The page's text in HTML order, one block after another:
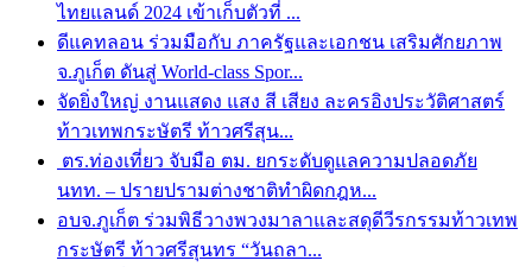
ไทยแลนด์ 2024 เข้าเก็บตัวที่ ...
ดีแคทลอน ร่วมมือกับ ภาครัฐและเอกชน เสริมศักยภาพ
จ.ภูเก็ต ดันสู่ World-class Spor...
จัดยิ่งใหญ่ งานแสดง แสง สี เสียง ละครอิงประวัติศาสตร์
ท้าวเทพกระษัตรี ท้าวศรีสุน...
ตร.ท่องเที่ยว จับมือ ตม. ยกระดับดูแลความปลอดภัย
นทท. – ปรายปรามต่างชาติทำผิดกฎห...
อบจ.ภูเก็ต ร่วมพิธีวางพวงมาลาและสดุดีวีรกรรมท้าวเทพ
กระษัตรี ท้าวศรีสุนทร “วันถลา...